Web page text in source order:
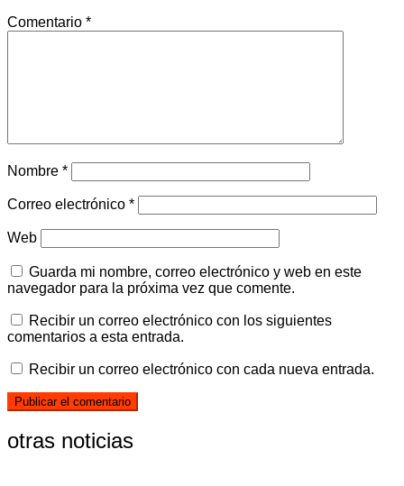
Comentario *
Nombre *
Correo electrónico *
Web
Guarda mi nombre, correo electrónico y web en este
navegador para la próxima vez que comente.
Recibir un correo electrónico con los siguientes
comentarios a esta entrada.
Recibir un correo electrónico con cada nueva entrada.
otras noticias